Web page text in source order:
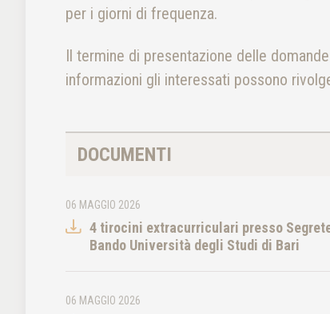
per i giorni di frequenza.
Il termine di presentazione delle domande
informazioni gli interessati possono
DOCUMENTI
4 tirocini extracurriculari presso
Bando Università degli Studi di Bari
06 MAGGIO 2026
06 MAGGIO 2026